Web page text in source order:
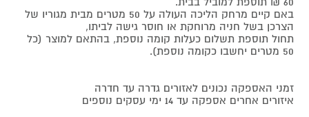
באם קיים מרחק הליכה העולה על 50 מטרים מבית מגוריו של
הצרכן בשל חניה מרוחקת או חוסר גישה לביתו,
תחול תוספת תשלום כעלות קומה נוספת, בהתאם למוצר (כל
50 מטרים יחשבו כקומה נוספת).
זמני האספקה נכונים לאזורים גדרה עד חדרה
איזורים אחרים אספקה עד 14 ימי עסקים נוספים